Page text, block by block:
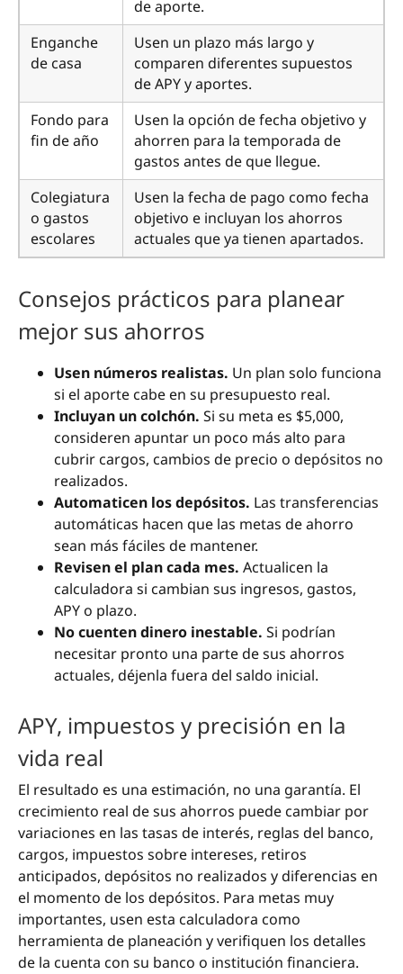
de aporte.
Enganche
de casa
Usen un plazo más largo y
comparen diferentes supuestos
de APY y aportes.
Fondo para
fin de año
Usen la opción de fecha objetivo y
ahorren para la temporada de
gastos antes de que llegue.
Colegiatura
o gastos
escolares
Usen la fecha de pago como fecha
objetivo e incluyan los ahorros
actuales que ya tienen apartados.
Consejos prácticos para planear
mejor sus ahorros
Usen números realistas. Un plan solo funciona
si el aporte cabe en su presupuesto real.
Incluyan un colchón. Si su meta es $5,000,
consideren apuntar un poco más alto para
cubrir cargos, cambios de precio o depósitos no
realizados.
Automaticen los depósitos. Las transferencias
automáticas hacen que las metas de ahorro
sean más fáciles de mantener.
Revisen el plan cada mes. Actualicen la
calculadora si cambian sus ingresos, gastos,
APY o plazo.
No cuenten dinero inestable. Si podrían
necesitar pronto una parte de sus ahorros
actuales, déjenla fuera del saldo inicial.
APY, impuestos y precisión en la
vida real
El resultado es una estimación, no una garantía. El
crecimiento real de sus ahorros puede cambiar por
variaciones en las tasas de interés, reglas del banco,
cargos, impuestos sobre intereses, retiros
anticipados, depósitos no realizados y diferencias en
el momento de los depósitos. Para metas muy
importantes, usen esta calculadora como
herramienta de planeación y verifiquen los detalles
de la cuenta con su banco o institución financiera.